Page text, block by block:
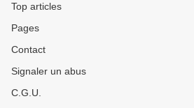
Top articles
Pages
Contact
Signaler un abus
C.G.U.